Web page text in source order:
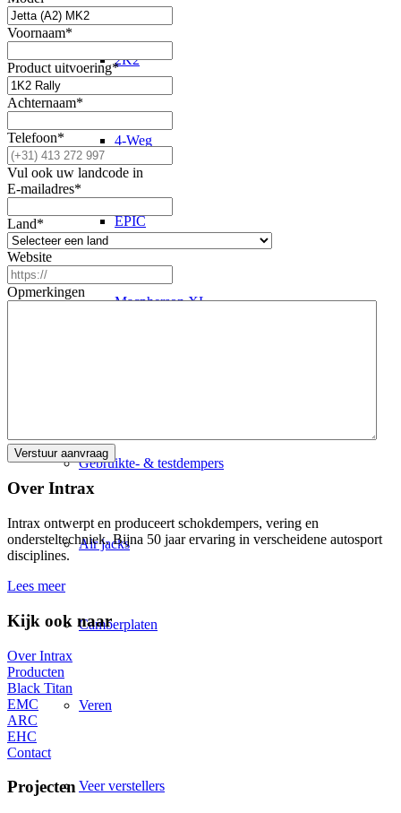
2K2
4-Weg
EPIC
Macpherson XL
Gebruikte- & testdempers
Air jacks
Camberplaten
Veren
Veer verstellers
Voornaam*
Product uitvoering*
Achternaam*
Telefoon*
Vul ook uw landcode in
E-mailadres*
Land*
Website
Opmerkingen
Over Intrax
Intrax ontwerpt en produceert schokdempers, vering en
ondersteltechniek. Bijna 50 jaar ervaring in verscheidene autosport
disciplines.
Lees meer
Kijk ook naar
Over Intrax
Producten
Black Titan
EMC
ARC
EHC
Contact
Projecten